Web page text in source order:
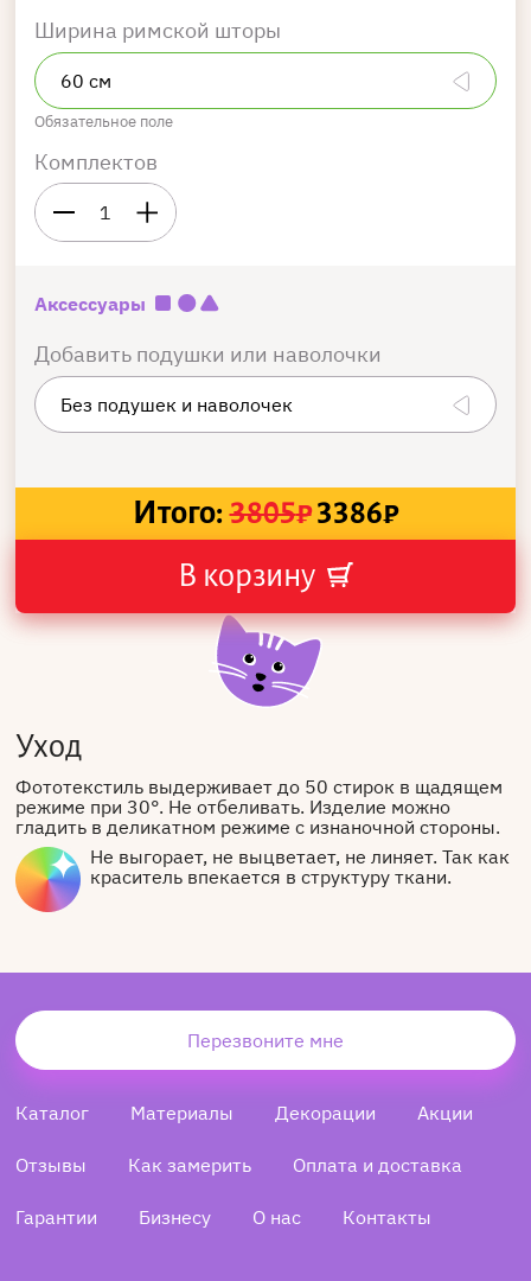
Ширина римской шторы
Обязательное поле
Комплектов
1
Аксессуары
Добавить подушки или наволочки
Итого: 3805₽3386₽
В корзину
Уход
Фототекстиль выдерживает до 50 стирок в щадящем
режиме при 30°. Не отбеливать. Изделие можно
гладить в деликатном режиме с изнаночной стороны.
Не выгорает, не выцветает, не линяет. Так как
краситель впекается в структуру ткани.
Перезвоните мне
Каталог Материалы Декорации Акции
Отзывы Как замерить Оплата и доставка
Гарантии Бизнесу О нас Контакты